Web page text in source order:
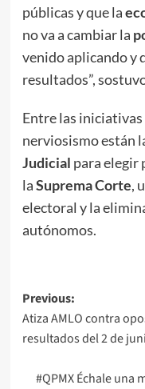
públicas y que la
no va a cambiar la
venido aplicando y
resultados”,
Entre las
nerviosismo están
Judicial para elegir
laSuprema Corte,
electoral y la
autónomos.
Post
navigation
Previous:
Atiza AMLO contra
resultados del 2 de
#QPMX Échale una